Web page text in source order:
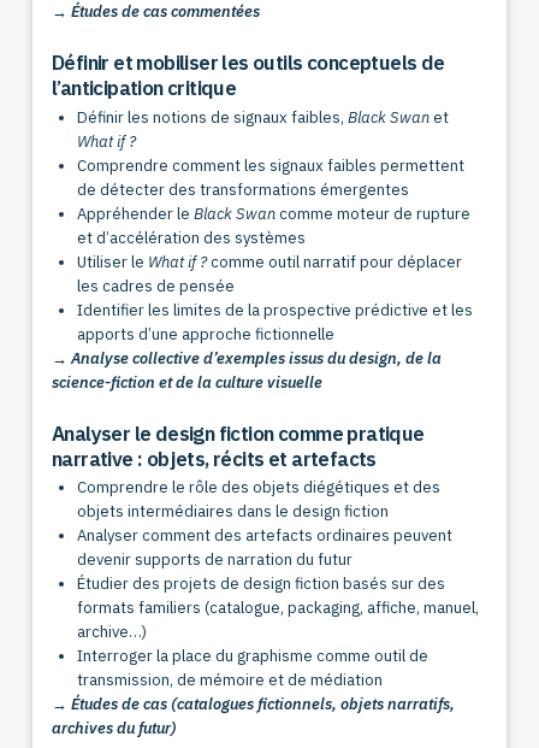
→ Études de cas commentées
Définir et mobiliser les outils conceptuels de
l’anticipation critique
Définir les notions de signaux faibles,Black Swanet
What if ?
Comprendre comment les signaux faibles permettent
de détecter des transformations émergentes
Appréhender leBlack Swancomme moteur de rupture
et d’accélération des systèmes
Utiliser le What if ?comme outil narratif pour déplacer
les cadres de pensée
Identifier les limites de la prospective prédictive et les
apports d’une approche fictionnelle
→ Analyse collective d’exemples issus du design, de la
science-fiction et de la culture visuelle
Analyser le design fiction comme pratique
narrative : objets, récits et artefacts
Comprendre le rôle des objets diégétiques et des
objets intermédiaires dans le design fiction
Analyser comment des artefacts ordinaires peuvent
devenir supports de narration du futur
Étudier des projets de design fiction basés sur des
formats familiers (catalogue, packaging, affiche, manuel,
archive…)
Interroger la place du graphisme comme outil de
transmission, de mémoire et de médiation
→ Études de cas (catalogues fictionnels, objets narratifs,
archives du futur)